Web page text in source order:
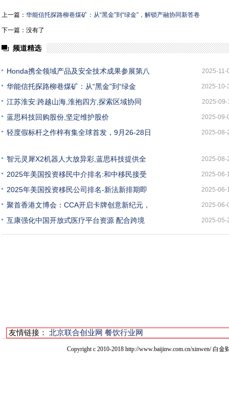
上一篇： 华能信托探路柳巷煤矿：从“黑金”到“绿金”，解锁产融协同新答卷
下一篇：没有了
频道精选
Honda携全领域产品及安全技术成果参展第八 2025-11-
华能信托探路柳巷煤矿：从“黑金”到“绿金 2025-10-
江苏淮安:跨越山海,淮抱四方,探索区域协同 2025-09-
蓝思科技回购股份,坚定维护股价 2025-09-
轻度假标杆之作梓有集全球首发，9月26-28日 2025-08-
智元灵犀X2机器人大放异彩,蓝思科技提供全 2025-08-
2025年美国投资移民中介排名:和中移民接受 2025-06-
2025年美国投资移民公司排名-新法新排期即 2025-06-
聚首香港文博会：CCA开启卡牌创意新纪元， 2025-06-
互康强化中国开放式医疗平台资源 配合跨境 2025-05-
友情链接： 北京联合创业网 餐饮行业网
Copyright c 2010-2018 http://www.baijinw.com.cn/xinwen/